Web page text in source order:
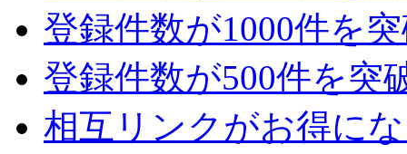
登録件数が1000件を
登録件数が500件を突
相互リンクがお得に